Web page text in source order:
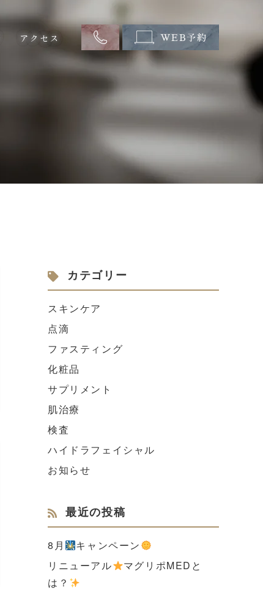
アクセス WEB予約
カテゴリー
スキンケア
点滴
ファスティング
化粧品
サプリメント
肌治療
検査
ハイドラフェイシャル
お知らせ
最近の投稿
8月
キャンペーン
リニューアル
マグリポMEDと
は？